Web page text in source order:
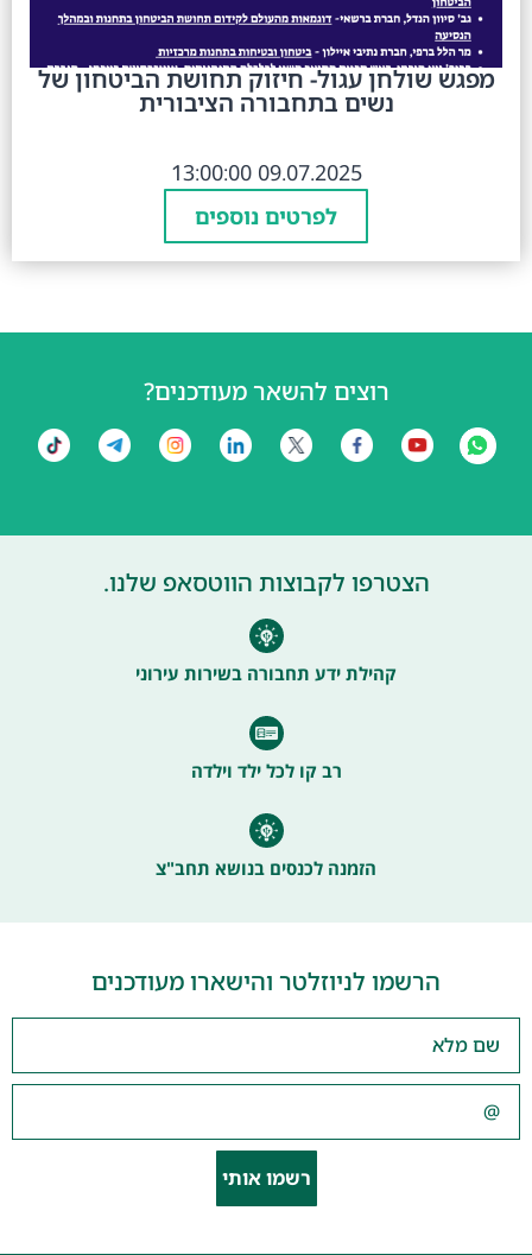
מפגש שולחן עגול- חיזוק תחושת הביטחון של
נשים בתחבורה הציבורית
09.07.2025 13:00:00
לפרטים נוספים
רוצים להשאר מעודכנים?
הצטרפו לקבוצות הווטסאפ שלנו.
קהילת ידע תחבורה בשירות עירוני
רב קו לכל ילד וילדה
הזמנה לכנסים בנושא תחב"צ
הרשמו לניוזלטר והישארו מעודכנים
רשמו אותי